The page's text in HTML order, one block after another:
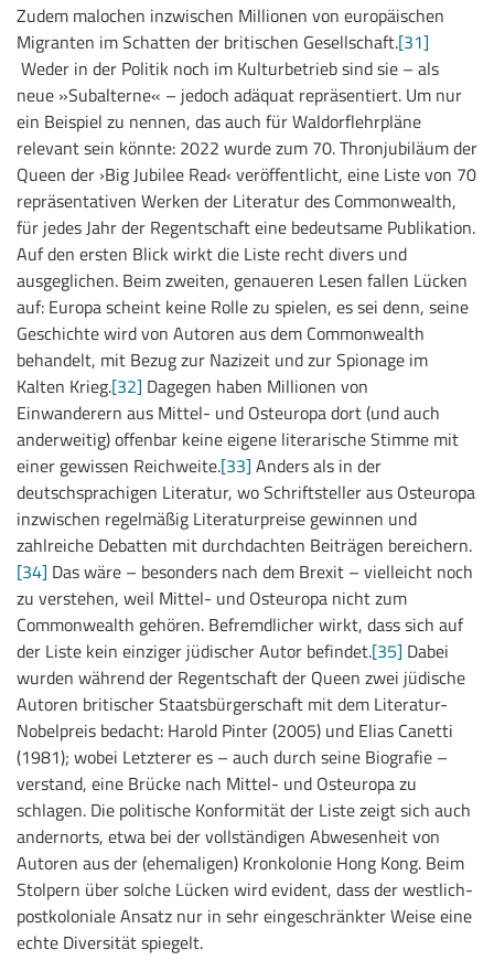
Zudem malochen inzwischen Millionen von europäischen
Migranten im Schatten der britischen Gesellschaft.[31]
Weder in der Politik noch im Kulturbetrieb sind sie – als
neue »Subalterne« – jedoch adäquat repräsentiert. Um nur
ein Beispiel zu nennen, das auch für Waldorflehrpläne
relevant sein könnte: 2022 wurde zum 70. Thronjubiläum der
Queen der ›Big Jubilee Read‹ veröffentlicht, eine Liste von 70
repräsentativen Werken der Literatur des Commonwealth,
für jedes Jahr der Regentschaft eine bedeutsame Publikation.
Auf den ersten Blick wirkt die Liste recht divers und
ausgeglichen. Beim zweiten, genaueren Lesen fallen Lücken
auf: Europa scheint keine Rolle zu spielen, es sei denn, seine
Geschichte wird von Autoren aus dem Commonwealth
behandelt, mit Bezug zur Nazizeit und zur Spionage im
Kalten Krieg.[32] Dagegen haben Millionen von
Einwanderern aus Mittel- und Osteuropa dort (und auch
anderweitig) offenbar keine eigene literarische Stimme mit
einer gewissen Reichweite.[33] Anders als in der
deutschsprachigen Literatur, wo Schriftsteller aus Osteuropa
inzwischen regelmäßig Literaturpreise gewinnen und
zahlreiche Debatten mit durchdachten Beiträgen bereichern.
[34] Das wäre – besonders nach dem Brexit – vielleicht noch
zu verstehen, weil Mittel- und Osteuropa nicht zum
Commonwealth gehören. Befremdlicher wirkt, dass sich auf
der Liste kein einziger jüdischer Autor befindet.[35] Dabei
wurden während der Regentschaft der Queen zwei jüdische
Autoren britischer Staatsbürgerschaft mit dem Literatur-
Nobelpreis bedacht: Harold Pinter (2005) und Elias Canetti
(1981); wobei Letzterer es – auch durch seine Biografie –
verstand, eine Brücke nach Mittel- und Osteuropa zu
schlagen. Die politische Konformität der Liste zeigt sich auch
andernorts, etwa bei der vollständigen Abwesenheit von
Autoren aus der (ehemaligen) Kronkolonie Hong Kong. Beim
Stolpern über solche Lücken wird evident, dass der westlich-
postkoloniale Ansatz nur in sehr eingeschränkter Weise eine
echte Diversität spiegelt.